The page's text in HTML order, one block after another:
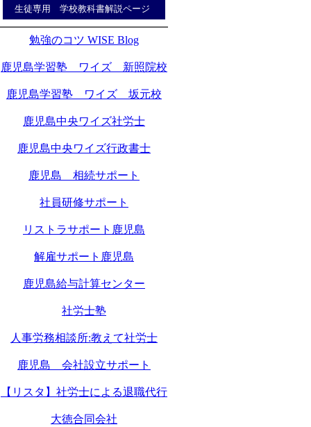
生徒専用 学校教科書解説ページ
勉強のコツ WISE Blog
鹿児島学習塾 ワイズ 新照院校
鹿児島学習塾 ワイズ 坂元校
鹿児島中央ワイズ社労士
鹿児島中央ワイズ行政書士
鹿児島 相続サポート
社員研修サポート
リストラサポート鹿児島
解雇サポート鹿児島
鹿児島給与計算センター
社労士塾
人事労務相談所:教えて社労士
鹿児島 会社設立サポート
【リスタ】社労士による退職代行
大徳合同会社